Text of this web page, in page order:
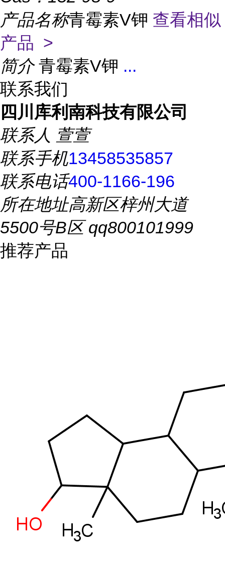
产品名称青霉素V钾 查看相似
产品 >
简介 青霉素V钾 ...
联系我们
四川库利南科技有限公司
联系人 萱萱
联系手机13458535857
联系电话400-1166-196
所在地址高新区梓州大道
5500号B区 qq800101999
推荐产品